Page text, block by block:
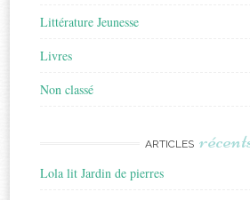
Littérature Jeunesse
Livres
Non classé
ARTICLES
Lola lit Jardin de pierres